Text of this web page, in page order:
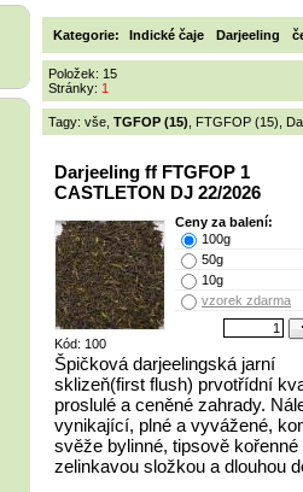
Kategorie: Indické čaje Darjeeling
Položek: 15
Stránky: 1
Tagy: vše TGFOP (15) FTGFOP (15)
Darjeeling ff FTGFOP 1
CASTLETON DJ 22/2026
Kód: 100
Ceny za balení:
100g
50g
10g
vzorek zdarma
Špičková darjeelingská jarní
sklizeň(first flush) prvotřídní
proslulé a ceněné zahrady.
vynikající, plné a vyvážené,
svěže bylinné, tipsově kořenné
zelinkavou složkou a dlouhou